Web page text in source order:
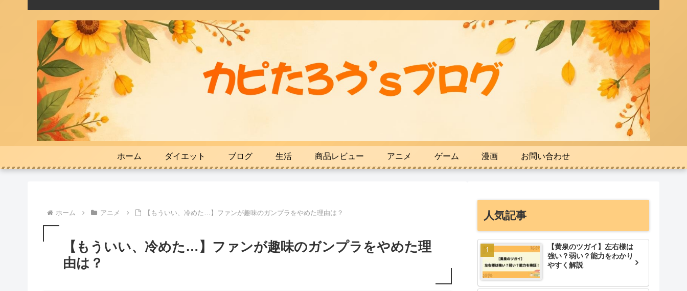
ホーム ダイエット ブログ 生活 商品レビュー アニメ ゲーム 漫画 お問い合わせ
ホーム アニメ 【もういい、冷めた…】ファンが趣味のガンプラをやめた理由は？
【もういい、冷めた…】ファンが趣味のガンプラをやめた理
由は？
人気記事
【黄泉のツガイ】左右様は
強い？弱い？能力をわかり
やすく解説